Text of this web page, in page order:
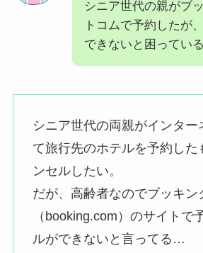
シニア世代の親がブ
トコムで予約したが
できないと困ってい
シニア世代の両親がインター
て旅行先のホテルを予約した
ンセルしたい。
だが、高齢者なのでブッキン
（booking.com）のサイトで
ルができないと言ってる…